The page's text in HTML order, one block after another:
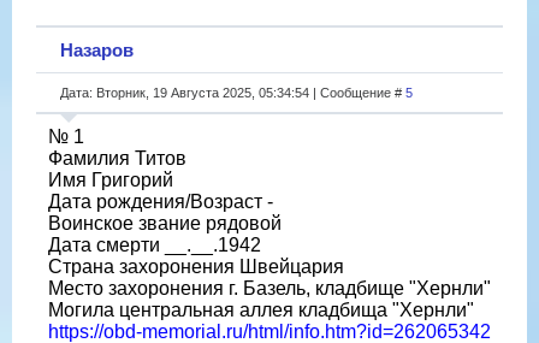
Назаров
Дата: Вторник, 19 Августа 2025, 05:34:54 | Сообщение # 5
№ 1
Фамилия Титов
Имя Григорий
Дата рождения/Возраст -
Воинское звание рядовой
Дата смерти __.__.1942
Страна захоронения Швейцария
Место захоронения г. Базель, кладбище "Хернли"
Могила центральная аллея кладбища "Хернли"
https://obd-memorial.ru/html/info.htm?id=262065342